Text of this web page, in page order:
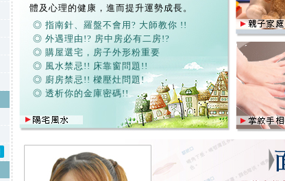
dfdf
體及心理的健康，進而提升運勢成長。
◎ 指南針、羅盤不會用? 大師教你 !!
◎ 外遇理由!? 房中房必有二房!?
◎ 購屋選宅，房子外形粉重要
◎ 風水禁忌!! 床靠窗問題!!
◎ 廚房禁忌!! 樑壓灶問題!
◎ 透析你的金庫密碼!!